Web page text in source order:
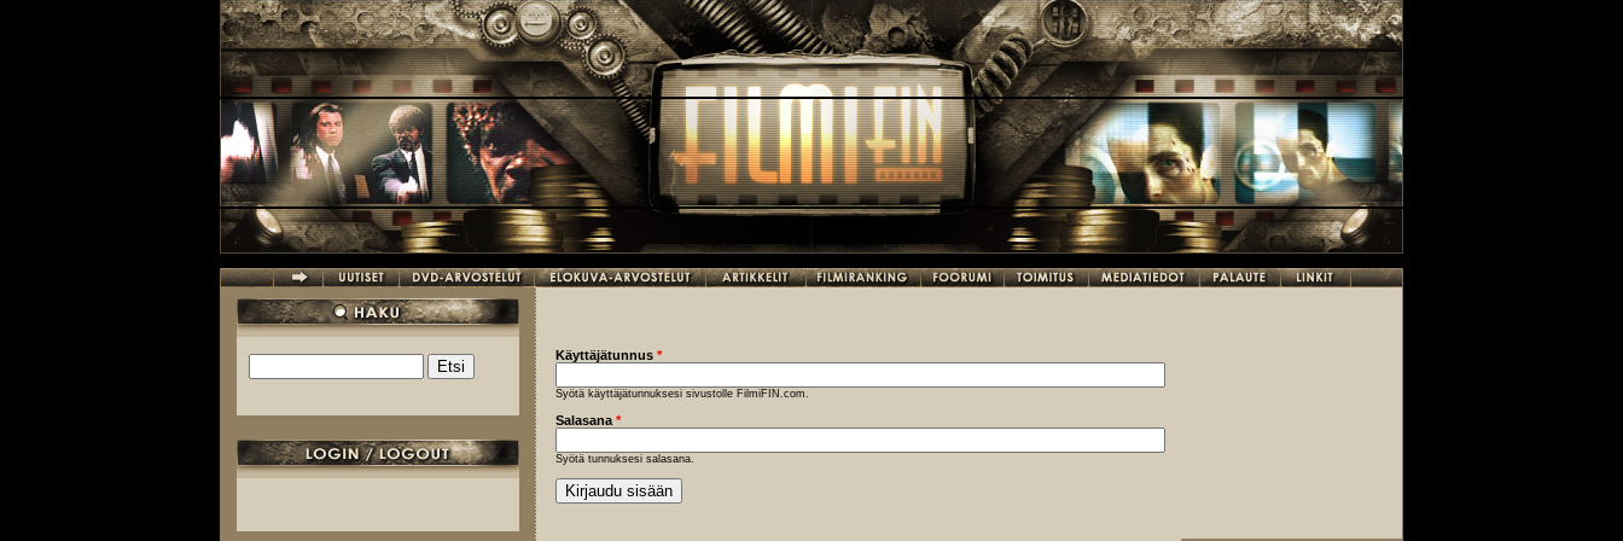
Hakulomake
Käyttäjätunnus *
Syötä käyttäjätunnuksesi sivustolle FilmiFIN.com.
Salasana *
Syötä tunnuksesi salasana.